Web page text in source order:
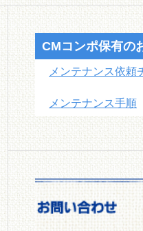
オプシ
機）
パワ
CMコンポ保有の
メンテナンス依頼
メンテナンス手順